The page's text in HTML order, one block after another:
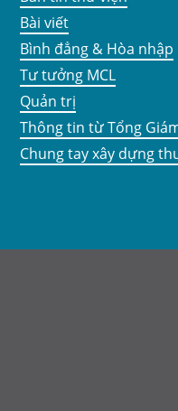
Bài viết
Bình đẳng & Hòa nhập
Tư tưởng MCL
Quản trị
Thông tin từ Tổng
Chung tay xây dựng